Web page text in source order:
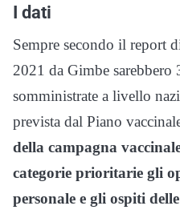
I dati
Sempre secondo il report
2021 da Gimbe sarebbero
somministrate a livello
prevista dal Piano
della campagna
categorie prioritarie gli
personale e gli ospiti